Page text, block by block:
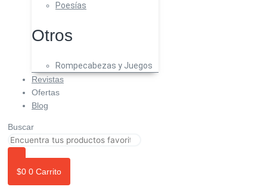
Poesías
Otros
Rompecabezas y Juegos
Revistas
Ofertas
Blog
Buscar
$0 0 Carrito